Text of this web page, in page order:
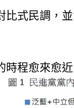
比式民調，
時程愈來愈